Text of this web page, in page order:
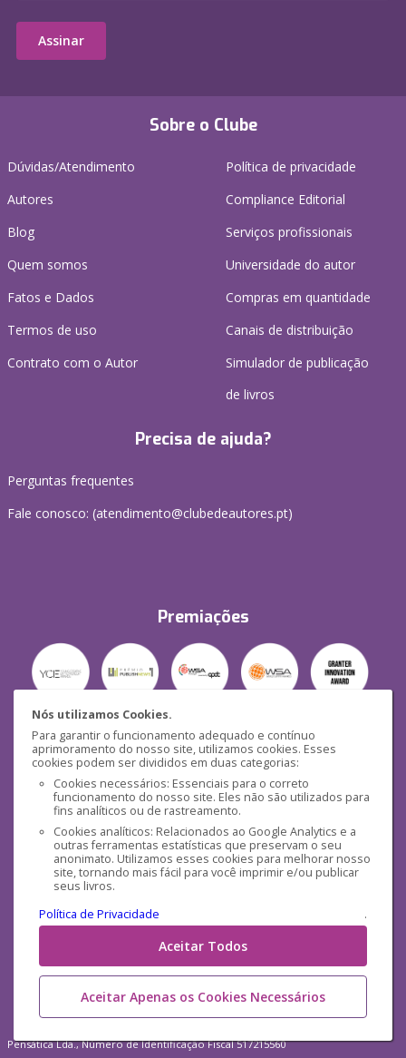
Nós utilizamos Cookies.
Para garantir o funcionamento adequado e contínuo
aprimoramento do nosso site, utilizamos cookies. Esses
cookies podem ser divididos em duas categorias:
Cookies necessários: Essenciais para o correto
funcionamento do nosso site. Eles não são utilizados para
fins analíticos ou de rastreamento.
Cookies analíticos: Relacionados ao Google Analytics e a
outras ferramentas estatísticas que preservam o seu
anonimato. Utilizamos esses cookies para melhorar nosso
site, tornando mais fácil para você imprimir e/ou publicar
seus livros.
Política de Privacidade
.
Aceitar Todos
Aceitar Apenas os Cookies Necessários
Sobre o Clube
Dúvidas/Atendimento
Autores
Blog
Quem somos
Fatos e Dados
Termos de uso
Contrato com o Autor
Política de privacidade
Compliance Editorial
Serviços profissionais
Universidade do autor
Compras em quantidade
Canais de distribuição
Simulador de publicação
de livros
Precisa de ajuda?
Perguntas frequentes
Fale conosco: (atendimento@clubedeautores.pt)
Premiações
Segurança
Mídias Sociais
Assinar
Pensática Lda., Número de Identificação Fiscal 517215560